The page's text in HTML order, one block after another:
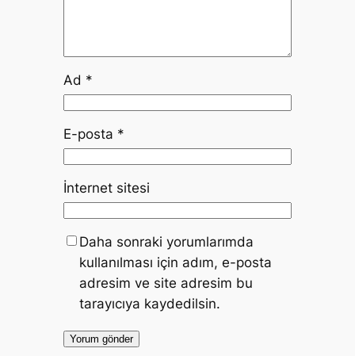
Ad *
E-posta *
İnternet sitesi
Daha sonraki yorumlarımda
kullanılması için adım, e-posta
adresim ve site adresim bu
tarayıcıya kaydedilsin.